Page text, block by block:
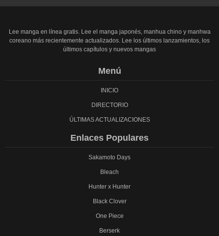
Lee manga en línea gratis. Lee el manga japonés, manhua chino y manhwa
coreano más recientemente actualizados. Lee los últimos lanzamientos, los
últimos capítulos y nuevos mangas
Menú
INICIO
DIRECTORIO
ÚLTIMAS ACTUALIZACIONES
Enlaces Populares
Sakamoto Days
Bleach
Hunter x Hunter
Black Clover
One Piece
Berserk